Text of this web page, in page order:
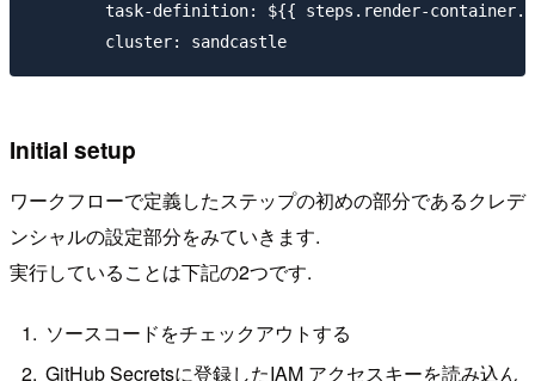
task-definition: ${{ steps.render-
Initial setup
ワークフローで定義したステップの初めの部分であるクレデ
ンシャルの設定部分をみていきます.
実行していることは下記の2つです.
ソースコードをチェックアウトする
GitHub Secretsに登録したIAM アクセスキーを読み込ん